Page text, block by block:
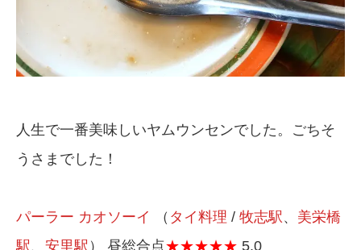
人生で一番美味しいヤムウンセンでした。ごちそ
うさまでした！
パーラー カオソーイ （ タイ料理 / 牧志駅、 美栄橋
駅、 安里駅 ） 昼総合点★★★★★ 5.0